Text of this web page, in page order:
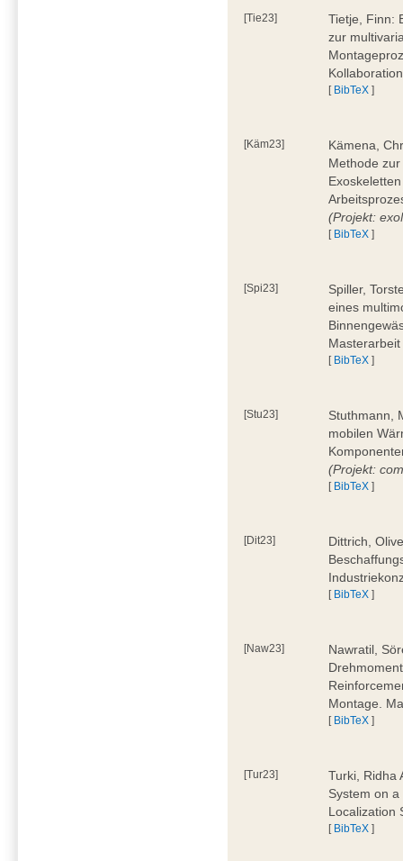
[Tie23]
Tietje, Finn:
zur
[ BibTeX ]
[Käm23]
Kämena,
Methode
(Projekt:
[ BibTeX ]
[Spi23]
Spiller,
eines
[ BibTeX ]
[Stu23]
Stuthmann,
mobilen
(Projekt:
[ BibTeX ]
[Dit23]
Dittrich,
[ BibTeX ]
[Naw23]
Nawratil,
Montage.
[ BibTeX ]
[Tur23]
Turki, Ridha
System on
Localization
[ BibTeX ]